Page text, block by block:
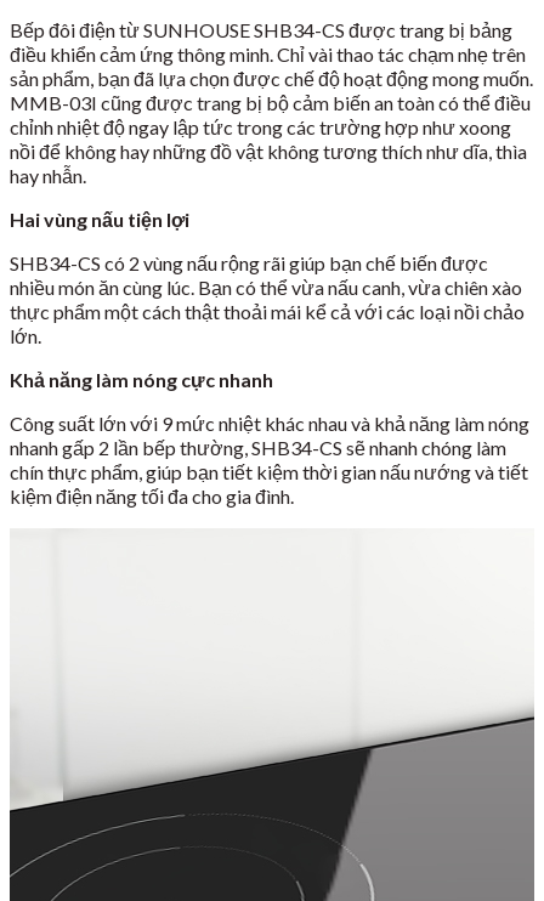
Bếp đôi điện từ SUNHOUSE SHB34-CS được trang bị bảng
điều khiển cảm ứng thông minh. Chỉ vài thao tác chạm nhẹ trên
sản phẩm, bạn đã lựa chọn được chế độ hoạt động mong muốn.
MMB-03I cũng được trang bị bộ cảm biến an toàn có thể điều
chỉnh nhiệt độ ngay lập tức trong các trường hợp như xoong
nồi để không hay những đồ vật không tương thích như dĩa, thìa
hay nhẫn.
Hai vùng nấu tiện lợi
SHB34-CS có 2 vùng nấu rộng rãi giúp bạn chế biến được
nhiều món ăn cùng lúc. Bạn có thể vừa nấu canh, vừa chiên xào
thực phẩm một cách thật thoải mái kể cả với các loại nồi chảo
lớn.
Khả năng làm nóng cực nhanh
Công suất lớn với 9 mức nhiệt khác nhau và khả năng làm nóng
nhanh gấp 2 lần bếp thường, SHB34-CS sẽ nhanh chóng làm
chín thực phẩm, giúp bạn tiết kiệm thời gian nấu nướng và tiết
kiệm điện năng tối đa cho gia đình.